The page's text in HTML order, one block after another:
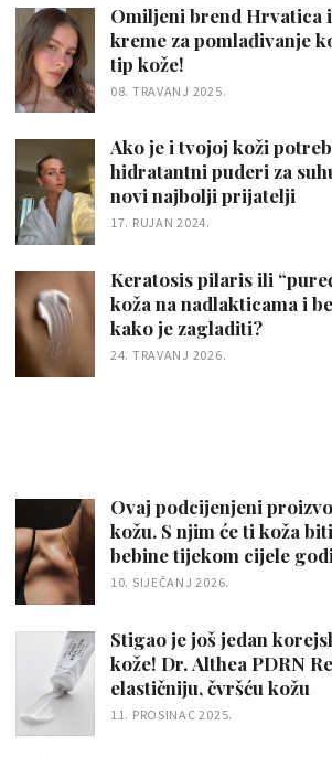
Omiljeni brend Hrvatica
kreme za pomlađivanje
tip kože!
08. TRAVANJ 2025.
​​Ako je i tvojoj koži
hidratantni puderi za
novi najbolji prijatelji
17. RUJAN 2024.
Keratosis pilaris ili
koža na nadlakticama i
kako je zagladiti?
24. TRAVANJ 2026.
Ovaj podcijenjeni
kožu. S njim će ti koža
bebine tijekom cijele
10. SIJEČANJ 2026.
Stigao je još jedan
kože! Dr. Althea PDRN
elastičniju, čvršću kožu
11. PROSINAC 2025.